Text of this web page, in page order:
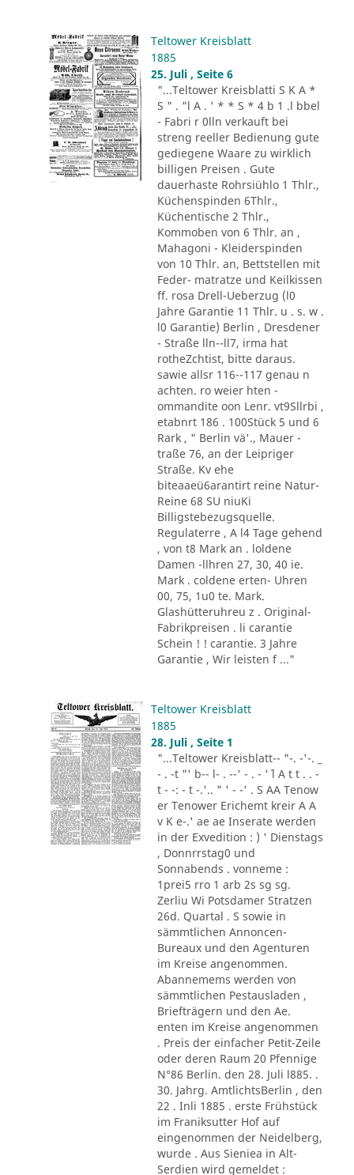
Teltower Kreisblatt
1885
25. Juli , Seite 6
"...Teltower Kreisblatti S K A *
S " . "l A . ' * * S * 4 b 1 .l bbel
- Fabri r 0lln verkauft bei
streng reeller Bedienung gute
gediegene Waare zu wirklich
billigen Preisen . Gute
dauerhaste Rohrsiühlo 1 Thlr.,
Küchenspinden 6Thlr.,
Küchentische 2 Thlr.,
Kommoben von 6 Thlr. an ,
Mahagoni - Kleiderspinden
von 10 Thlr. an, Bettstellen mit
Feder- matratze und Keilkissen
ff. rosa Drell-Ueberzug (l0
Jahre Garantie 11 Thlr. u . s. w .
l0 Garantie) Berlin , Dresdener
- Straße lln--ll7, irma hat
rotheZchtist, bitte daraus.
sawie allsr 116--117 genau n
achten. ro weier hten -
ommandite oon Lenr. vt9Sllrbi ,
etabnrt 186 . 100Stück 5 und 6
Rark , " Berlin vä'., Mauer -
traße 76, an der Leipriger
Straße. Kv ehe
biteaaeü6arantirt reine Natur-
Reine 68 SU niuKi
Billigstebezugsquelle.
Regulaterre , A l4 Tage gehend
, von t8 Mark an . loldene
Damen -llhren 27, 30, 40 ie.
Mark . coldene erten- Uhren
00, 75, 1u0 te. Mark.
Glashütteruhreu z . Original-
Fabrikpreisen . li carantie
Schein ! ! carantie. 3 Jahre
Garantie , Wir leisten f ..."
Teltower Kreisblatt
1885
28. Juli , Seite 1
"...Teltower Kreisblatt-- "-. -'-. _
- . -t "' b-- l- . --' - . - '´ l A t t . . -
t - -: - t -.'.. " ' - -' . S AA Tenow
er Tenower Erichemt kreir A A
v K e-.' ae ae Inserate werden
in der Exvedition : ) ' Dienstags
, Donnrrstag0 und
Sonnabends . vonneme :
1prei5 rro 1 arb 2s sg sg.
Zerliu Wi Potsdamer Stratzen
26d. Quartal . S sowie in
sämmtlichen Annoncen-
Bureaux und den Agenturen
im Kreise angenommen.
Abannemems werden von
sämmtlichen Pestausladen ,
Briefträgern und den Ae.
enten im Kreise angenommen
. Preis der einfacher Petit-Zeile
oder deren Raum 20 Pfennige
N°86 Berlin. den 28. Juli l885. .
30. Jahrg. AmtlichtsBerlin , den
22 . Inli 1885 . erste Frühstück
im Franiksutter Hof auf
eingenommen der Neidelberg,
wurde . Aus Sieniea in Alt-
Serdien wird gemeldet :